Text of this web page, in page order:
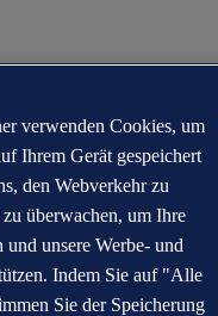
verwenden Cookies, um
Ihrem Gerät gespeichert
den Webverkehr zu
überwachen, um Ihre
und unsere Werbe- und
Indem Sie auf "Alle
Sie der Speicherung